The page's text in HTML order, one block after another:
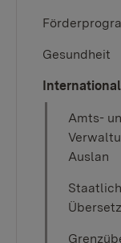
Gesundheit
Amts-
Auslan